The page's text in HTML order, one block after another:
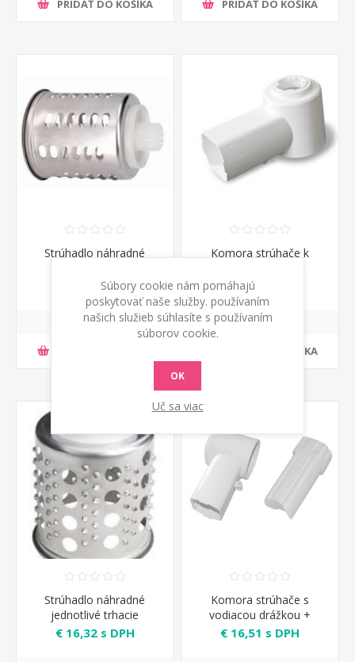
PRIDAŤ DO KOŠÍKA PRIDAŤ DO KOŠÍKA
Strúhadlo náhradné
€ 13,06 s DPH
Komora strúhače k
€ 16,32 s DPH
PRIDAŤ DO KOŠÍKA
Strúhadlo náhradné
jednotlivé trhacie
€ 16,32 s DPH
Komora strúhače s
vodiacou drážkou +
tlačítkom bez príruby
€ 16,51 s DPH
Súbory cookie nám pomáhajú
poskytovať naše služby. používaním
našich služieb súhlasíte s používaním
súborov cookie.
OK
Uč sa viac